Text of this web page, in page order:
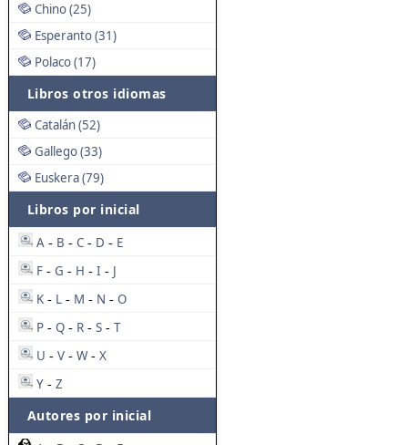
Chino (25)
Esperanto (31)
Polaco (17)
Libros otros idiomas
Catalán (52)
Gallego (33)
Euskera (79)
Libros por inicial
A - B - C - D - E
F - G - H - I - J
K - L - M - N - O
P - Q - R - S - T
U - V - W - X
Y - Z
Autores por inicial